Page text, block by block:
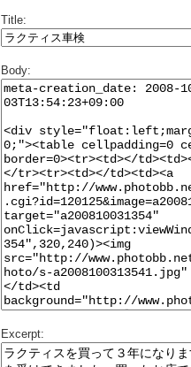
Title:
Body:
Excerpt: